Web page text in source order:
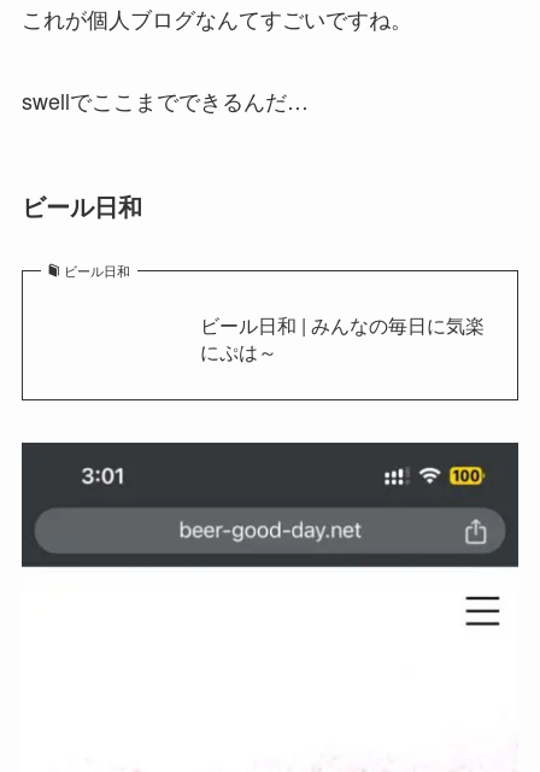
これが個人ブログなんてすごいですね。
swellでここまでできるんだ…
ビール日和
ビール日和
ビール日和 | みんなの毎日に気楽
にぷは～